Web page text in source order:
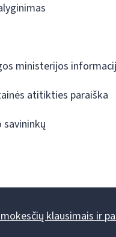
ministerijos
atitikties paraiška
klausimais ir